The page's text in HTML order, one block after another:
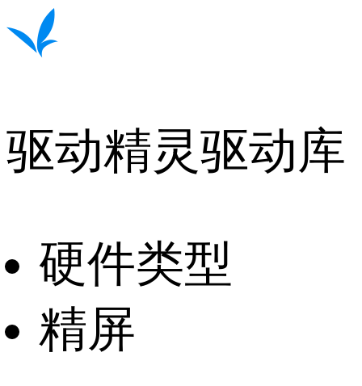
驱动精灵驱动库
硬件类型
精屏